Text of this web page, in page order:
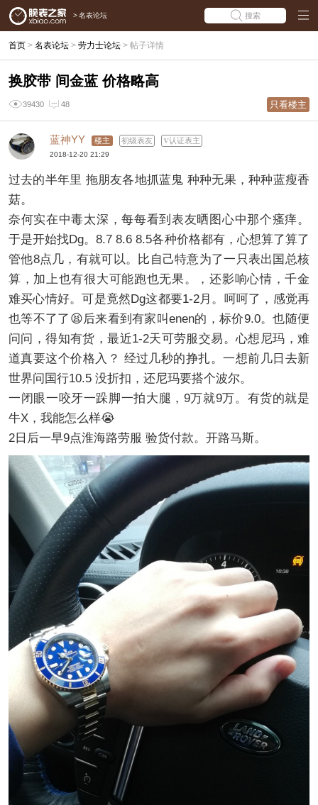
> 名表论坛 搜索
首页 > 名表论坛 > 劳力士论坛 > 帖子详情
换胶带 间金蓝 价格略高
39430 48 只看楼主
蓝神YY 楼主 初级表友 认证表主
2018-12-20 21:29
过去的半年里 拖朋友各地抓蓝鬼 种种无果，种种蓝瘦香
菇。
奈何实在中毒太深，每每看到表友晒图心中那个瘙痒。
于是开始找Dg。8.7 8.6 8.5各种价格都有，心想算了算了
管他8点几，有就可以。比自己特意为了一只表出国总核
算，加上也有很大可能跑也无果。，还影响心情，千金
难买心情好。可是竟然Dg这都要1-2月。呵呵了，感觉再
也等不了了😫后来看到有家叫enen的，标价9.0。也随便
问问，得知有货，最近1-2天可劳服交易。心想尼玛，难
道真要这个价格入？ 经过几秒的挣扎。一想前几日去新
世界问国行10.5 没折扣，还尼玛要搭个波尔。
一闭眼一咬牙一跺脚一拍大腿，9万就9万。有货的就是
牛X，我能怎么样😭
2日后一早9点淮海路劳服 验货付款。开路马斯。